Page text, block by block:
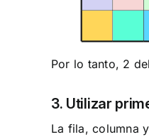
Por lo tanto, 2
3. Utilizar
La fila, columna